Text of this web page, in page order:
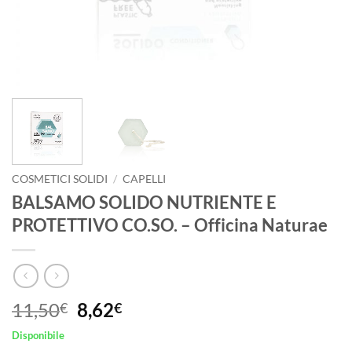
COSMETICI SOLIDI / CAPELLI
BALSAMO SOLIDO NUTRIENTE E
PROTETTIVO CO.SO. – Officina Naturae
11,50€ Il
prezzo
8,62€Il
Disponibile